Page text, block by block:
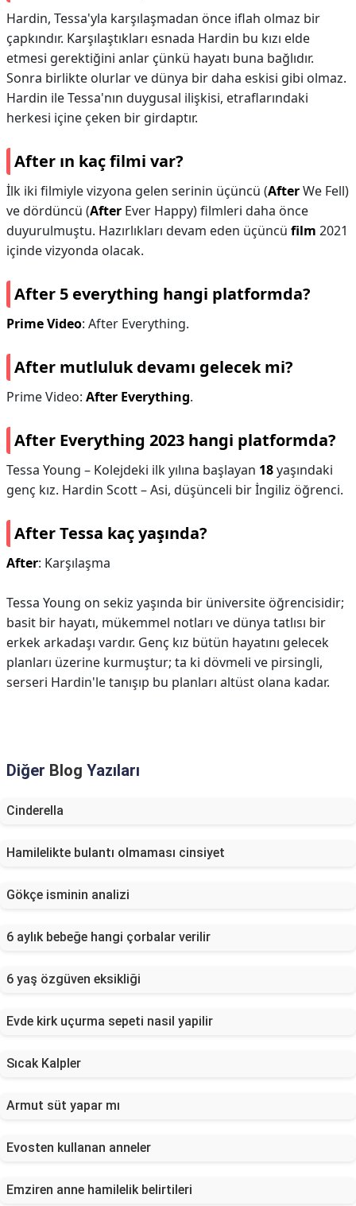
Hardin, Tessa'yla karşılaşmadan önce iflah olmaz bir
çapkındır. Karşılaştıkları esnada Hardin bu kızı elde
etmesi gerektiğini anlar çünkü hayatı buna bağlıdır.
Sonra birlikte olurlar ve dünya bir daha eskisi gibi olmaz.
Hardin ile Tessa'nın duygusal ilişkisi, etraflarındaki
herkesi içine çeken bir girdaptır.
After ın kaç filmi var?
İlk iki filmiyle vizyona gelen serinin üçüncü (AfterWe Fell)
ve dördüncü (After Ever Happy) filmleri daha önce
duyurulmuştu. Hazırlıkları devam eden üçüncü film 2021
içinde vizyonda olacak.
After 5 everything hangi platformda?
Prime Video: After Everything.
After mutluluk devamı gelecek mi?
Prime Video: After Everything.
After Everything 2023 hangi platformda?
Tessa Young – Kolejdeki ilk yılına başlayan 18yaşındaki
genç kız. Hardin Scott – Asi, düşünceli bir İngiliz öğrenci.
After Tessa kaç yaşında?
After: Karşılaşma
Tessa Young on sekiz yaşında bir üniversite öğrencisidir;
basit bir hayatı, mükemmel notları ve dünya tatlısı bir
erkek arkadaşı vardır. Genç kız bütün hayatını gelecek
planları üzerine kurmuştur; ta ki dövmeli ve pirsingli,
serseri Hardin'le tanışıp bu planları altüst olana kadar.
Diğer Blog Yazıları
Cinderella
Hamilelikte bulantı olmaması cinsiyet
Gökçe isminin analizi
6 aylık bebeğe hangi çorbalar verilir
6 yaş özgüven eksikliği
Evde kirk uçurma sepeti nasil yapilir
Sıcak Kalpler
Armut süt yapar mı
Evosten kullanan anneler
Emziren anne hamilelik belirtileri